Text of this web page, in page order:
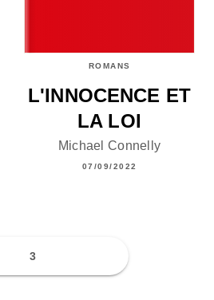
ROMANS
L'INNOCENCE ET
LA LOI
Michael Connelly
07/09/2022
3